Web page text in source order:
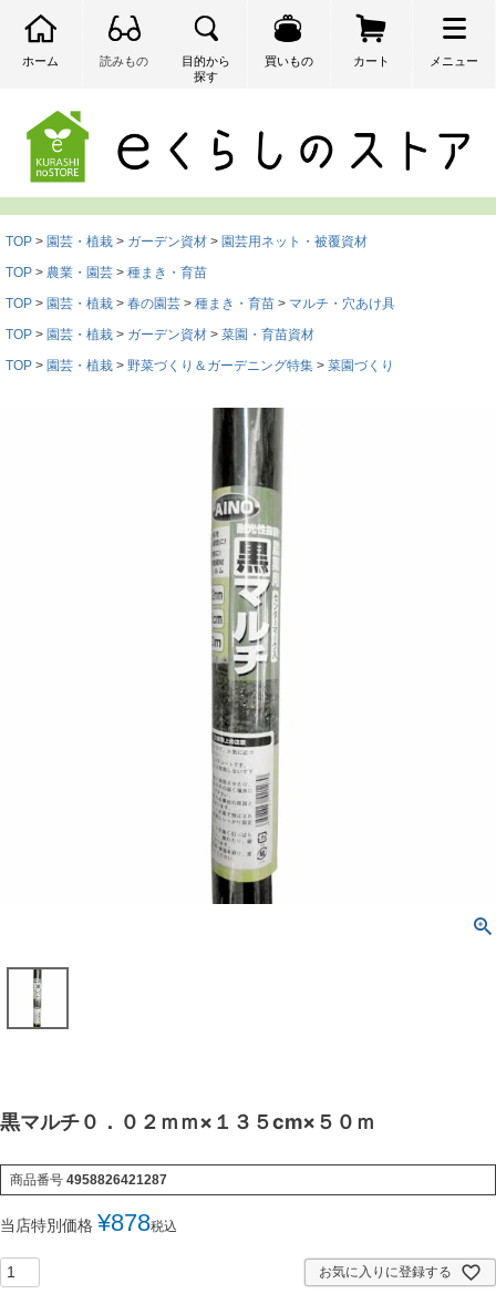
ホーム 読みもの
目的から
探す
買いもの カート メニュー
TOP 園芸・植栽 ガーデン資材
園芸用ネット・被覆資材
TOP
農業・園芸
種まき・育苗
TOP
園芸・植栽 春の園芸 種まき・育苗
マルチ・穴あけ具
TOP
園芸・植栽 ガーデン資材
菜園・育苗資材
TOP
園芸・植栽 野菜づくり＆ガーデニング特集 菜園づくり
黒マルチ０．０２ｍｍ×１３５cm×５０ｍ
商品番号 4958826421287
当店特別価格 ¥878税込
お気に入りに登録する